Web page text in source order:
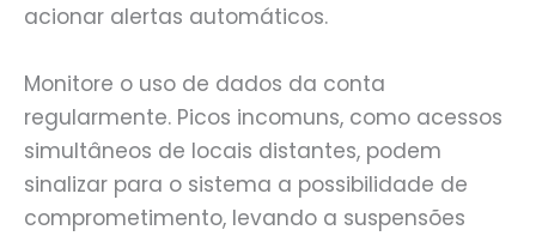
acionar alertas automáticos.
Monitore o uso de dados da conta
regularmente. Picos incomuns, como acessos
simultâneos de locais distantes, podem
sinalizar para o sistema a possibilidade de
comprometimento, levando a suspensões